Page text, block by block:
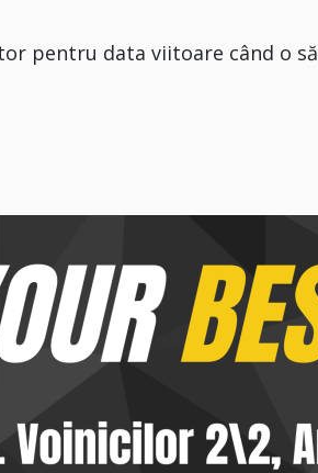
pentru data viitoare când o să